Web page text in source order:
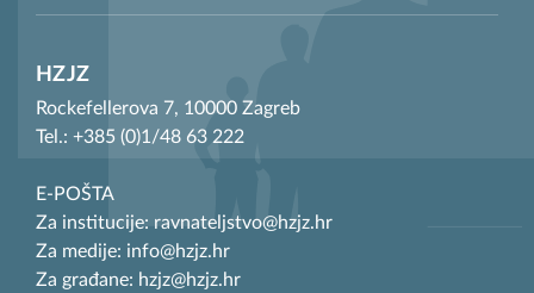
HZJZ
Rockefellerova 7, 10000 Zagreb
Tel.: +385 (0)1/48 63 222
E-POŠTA
Za institucije: ravnateljstvo@hzjz.hr
Za medije: info@hzjz.hr
Za građane: hzjz@hzjz.hr